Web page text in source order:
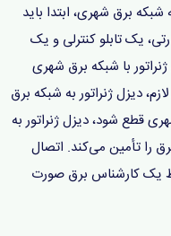
برق شهری، ابتدا باید
یک تابلو کنترلی و یک
با شبکه برق شهری
دیزل ژنراتور به شبکه برق
قطع شود، دیزل ژنراتور به
را تأمین می‌کند. اتصال
یک کارشناس برق صورت